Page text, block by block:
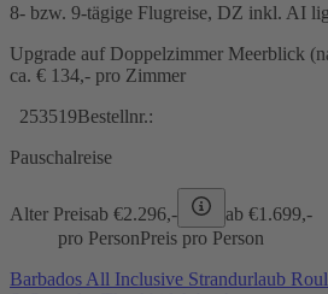
8- bzw. 9-tägige Flugreise, DZ inkl. AI
Upgrade auf Doppelzimmer Meerblick
ca. € 134,- pro Zimmer
253519Bestellnr.:
Pauschalreise
Alter Preisab €2.296,- ab €1.699,-
pro PersonPreis pro Person
Barbados All Inclusive Strandurlaub